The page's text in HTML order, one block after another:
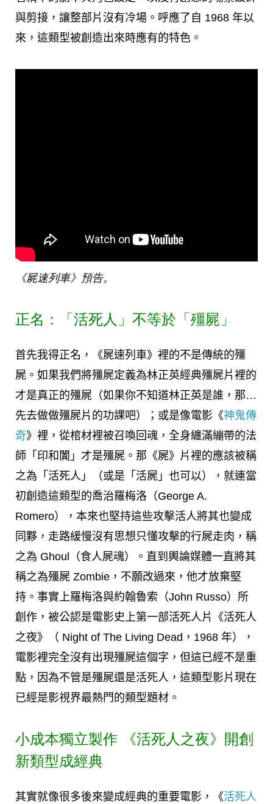
與剪接，讓整部片沒有冷場。呼應了自 1968 年以
來，這類型被創造出來時應有的特色。
《屍速列車》預告。
正名：「活死人」不等於「殭屍」
首先我得正名，《屍速列車》裡的不是傳統的殭
屍。如果我們將殭屍定義為林正英經典殭屍片裡的
才是真正的殭屍（如果你不知道林正英是誰，那…
先去做做殭屍片的功課吧）；或是像電影《神鬼傳
奇》裡，從棺材裡被召喚回魂，全身纏滿繃帶的法
師「印和闐」才是殭屍。那《屍》片裡的應該被稱
之為「活死人」（或是「活屍」也可以），就連當
初創造這類型的喬治羅梅洛（George A.
Romero），本來也堅持這些攻擊活人將其也變成
同夥，走路緩慢沒有思想只懂攻擊的行屍走肉，稱
之為 Ghoul（食人屍魂）。直到輿論媒體一直將其
稱之為殭屍 Zombie，不願改過來，他才放棄堅
持。事實上羅梅洛與約翰魯索（John Russo）所
創作，被公認是電影史上第一部活死人片《活死人
之夜》（ Night of The Living Dead，1968 年），
電影裡完全沒有出現殭屍這個字，但這已經不是重
點，因為不管是殭屍還是活死人，這類型影片現在
已經是影視界最熱門的類型題材。
小成本獨立製作 《活死人之夜》開創
新類型成經典
其實就像很多後來變成經典的重要電影，《活死人